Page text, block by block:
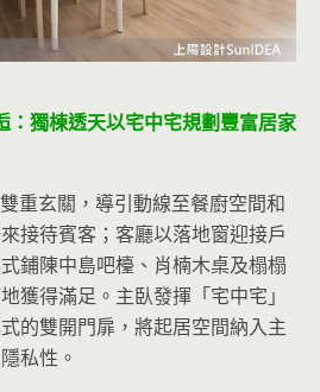
：獨棟透天以宅中宅規劃豐富居家
重玄關，導引動線至餐廚空間和
接待賓客；客廳以落地窗迎接戶
鋪陳中島吧檯、肖楠木桌及榻榻
獲得滿足。主臥發揮「宅中宅」
的雙開門扉，將起居空間納入主
私性。